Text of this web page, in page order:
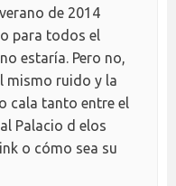
de 2014
para todos el
estaría. Pero no,
mismo ruido y la
cala tanto entre el
Palacio d elos
o cómo sea su